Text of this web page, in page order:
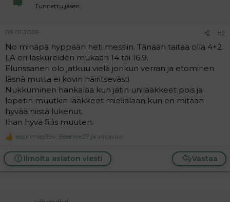
Tunnettu jäsen
09.01.2026 #2
No minäpä hyppään heti messiin. Tänään taitaa olla 4+2.
LA eri laskureiden mukaan 14 tai 16.9.
Flunssanen olo jatkuu vielä jonkun verran ja etominen
läsnä mutta ei kovin häiritsevästi.
Nukkuminen hankalaa kun jätin unilääkkeet pois ja
lopetin muutkin lääkkeet mielialaan kun en mitään
hyvää niistä lukenut.
Ihan hyvä fiilis muuten.
R
a
c
t
aisurimies39v, Beehive27 ja viivaviivi
Vastaa
Ilmoita asiaton viesti